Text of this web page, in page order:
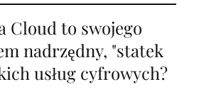
Cloud to swojego
nadrzędny, "statek
usług cyfrowych?